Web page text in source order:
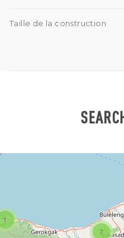
Taille de la construction
1
7